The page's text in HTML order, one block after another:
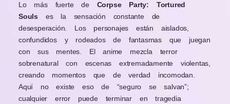
Lo más fuerte de Corpse Party: Tortured
Souls es la sensación constante de
desesperación. Los personajes están aislados,
confundidos y rodeados de fantasmas que juegan
con sus mentes. El anime mezcla terror
sobrenatural con escenas extremadamente violentas,
creando momentos que de verdad incomodan.
Aquí no existe eso de “seguro se salvan”;
cualquier error puede terminar en tragedia